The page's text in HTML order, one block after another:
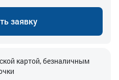
заявку
картой, безналичным